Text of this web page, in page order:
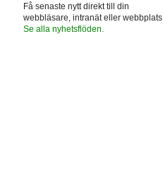
Få senaste nytt direkt till din
webbläsare, intranät eller webbplats.
Se alla nyhetsflöden.